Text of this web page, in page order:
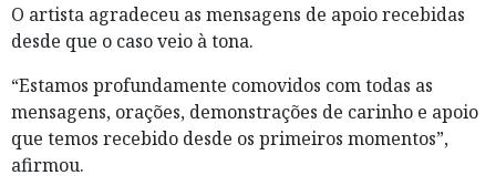
O artista agradeceu as mensagens de apoio recebidas
desde que o caso veio à tona.
“Estamos profundamente comovidos com todas as
mensagens, orações, demonstrações de carinho e apoio
que temos recebido desde os primeiros momentos”,
afirmou.